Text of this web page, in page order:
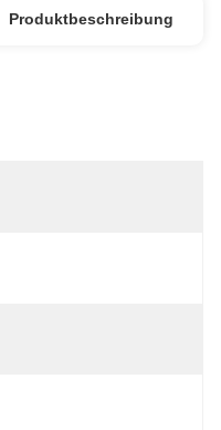
Produktbeschreibung